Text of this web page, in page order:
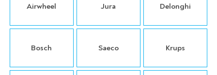
Airwheel Jura Delonghi
Bosch Saeco Krups